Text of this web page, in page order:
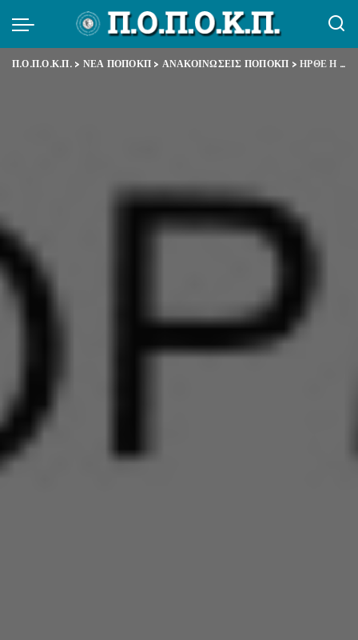
Π.Ο.Π.Ο.Κ.Π.> ΝΕΑ ΠΟΠΟΚΠ > ΑΝΑΚΟΙΝΩΣΕΙΣ ΠΟΠΟΚΠ >ΗΡΘΕ Η ΩΡΑ ΝΑ ΜΠΕΙ ΤΕΛΟΣ ΣΤΗΝ ΚΥΒΕΡΝΗΤΙΚΗ ΠΟΛΙΤΙΚΗ ΕΓΚΛΗΜΑΤΙΚΗΣ ΔΙΑΧΕΙΡΙΣΗΣ ΤΗΣ ΠΑΝΔΗΜΙΑΣ